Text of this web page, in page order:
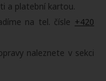
a platební kartou.
na tel. čísle +420
naleznete v sekci